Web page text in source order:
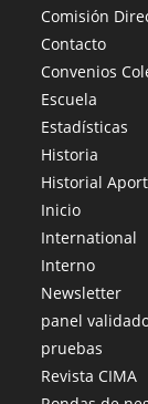
Comisión
Contacto
Convenios
Escuela
Estadísticas
Historia
Historial
Inicio
International
Interno
Newsletter
panel
pruebas
Revista CIMA